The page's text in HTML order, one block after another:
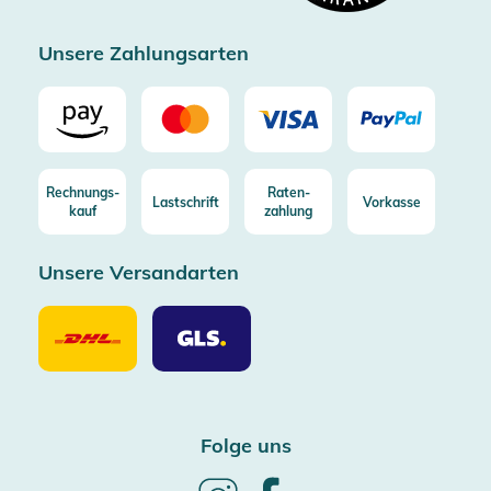
Unsere Zahlungsarten
Rechnungs-
kauf
Lastschrift
Raten-
zahlung
Vorkasse
Unsere Versandarten
Unsere
Versandarten
DHL
Unsere
Versandarten
GLS
Folge uns
Follow